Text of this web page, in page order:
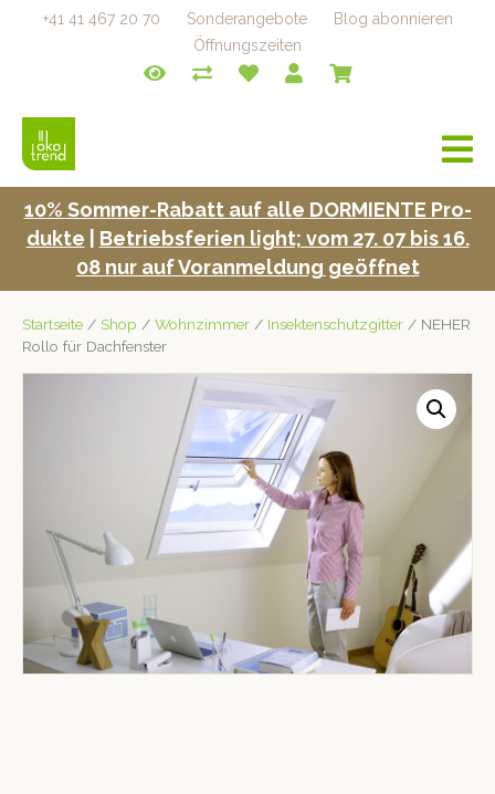
+41 41 467 20 70 Sonderangebote
Blog abonnieren
Öffnungszeiten
a
v
i
10% Som­mer-Rabatt auf alle DORMIENTE Pro­
duk­te
Betrieb­s­fe­rien light; vom 27. 07 bis 16.
08 nur auf Voran­mel­dung geöffnet
Startseite / Shop / Wohnzimmer / Insektenschutzgitter / NEHER
Rollo für Dachfenster